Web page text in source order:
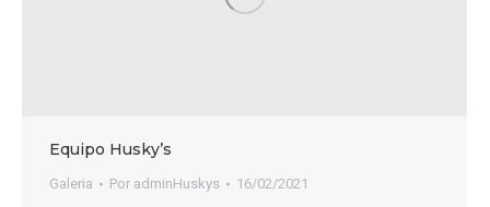
Equipo Husky’s
Galeria Por adminHuskys 16/02/2021